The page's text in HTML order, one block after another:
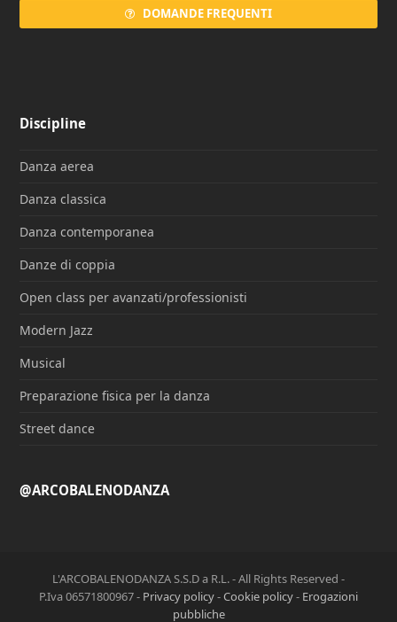
DOMANDE FREQUENTI
Discipline
Danza aerea
Danza classica
Danza contemporanea
Danze di coppia
Open class per avanzati/professionisti
Modern Jazz
Musical
Preparazione fisica per la danza
Street dance
@ARCOBALENODANZA
L'ARCOBALENODANZA S.S.D a R.L. - All Rights Reserved -
P.Iva 06571800967 - Privacy policy-Cookie policy- Erogazioni
pubbliche